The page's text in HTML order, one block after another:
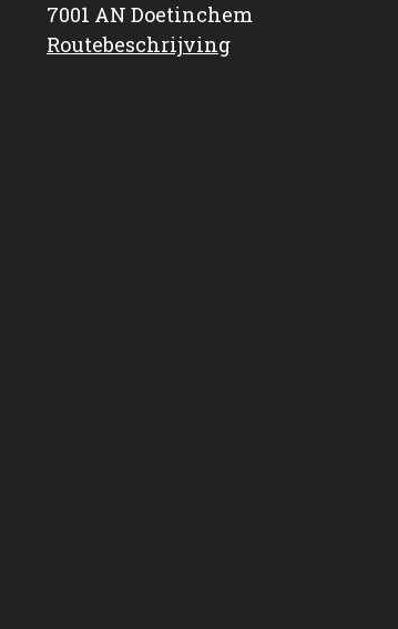
7001 AN Doetinchem
Routebeschrijving